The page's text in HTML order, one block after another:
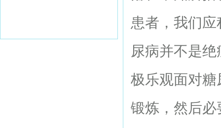
患者，我们
尿病并不是
极乐观面对
锻炼，然后